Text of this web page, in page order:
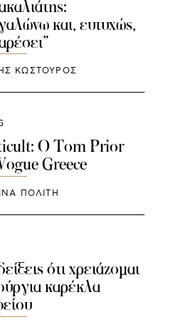
και, ευτυχώς,
ΚΩΣΤΟΥΡΟΣ
O Tom Prior
Greece
ΠΟΛΙΤΗ
ότι χρειάζομαι
καρέκλα